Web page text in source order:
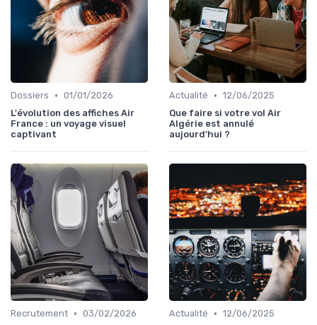
Dossiers • 01/01/2026
L'évolution des affiches Air
France : un voyage visuel
captivant
Actualité • 12/06/2025
Que faire si votre vol Air
Algérie est annulé
aujourd'hui ?
Recrutement • 03/02/2026
Actualité • 12/06/2025